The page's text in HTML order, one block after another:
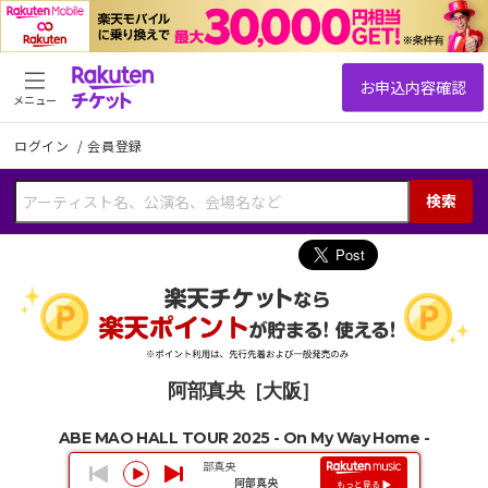
ログイン /会員登録
検索
メニュー
阿部真央［大阪］
ABE MAO HALL TOUR 2025 - On My Way Home -